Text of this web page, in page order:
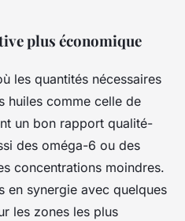
plus économique
les quantités nécessaires
huiles comme celle de
un bon rapport qualité-
des oméga-6 ou des
concentrations moindres.
en synergie avec quelques
les zones les plus